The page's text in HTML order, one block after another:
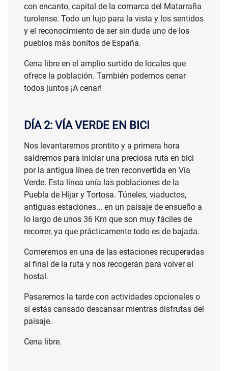
con encanto, capital de la comarca del Matarraña
turolense. Todo un lujo para la vista y los sentidos
y el reconocimiento de ser sin duda uno de los
pueblos más bonitos de España.
Cena libre en el amplio surtido de locales que
ofrece la población. También podemos cenar
todos juntos ¡A cenar!
DÍA 2: VÍA VERDE EN BICI
Nos levantaremos prontito y a primera hora
saldremos para iniciar una preciosa ruta en bici
por la antigua línea de tren reconvertida en Vía
Verde. Esta línea unía las poblaciones de la
Puebla de Híjar y Tortosa. Túneles, viaductos,
antiguas estaciones... en un paisaje de ensueño a
lo largo de unos 36 Km que son muy fáciles de
recorrer, ya que prácticamente todo es de bajada.
Comeremos en una de las estaciones recuperadas
al final de la ruta y nos recogerán para volver al
hostal.
Pasaremos la tarde con actividades opcionales o
si estás cansado descansar mientras disfrutas del
paisaje.
Cena libre.